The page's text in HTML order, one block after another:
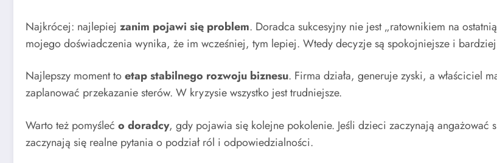
Najkrócej: najlepiej zanim pojawi się problem. Doradca sukcesyjny nie jest „ratownikiem na
mojego doświadczenia wynika, że im wcześniej, tym lepiej. Wtedy decyzje są spokojniejsze i
Najlepszy moment toetap stabilnego rozwoju biznesu. Firma działa, generuje zyski, a właściciel
zaplanować przekazanie sterów. W kryzysie wszystko jest trudniejsze.
Warto też pomyśleć o doradcy, gdy pojawia się kolejne pokolenie. Jeśli dzieci zaczynają angażować
zaczynają się realne pytania o podział ról i odpowiedzialności.